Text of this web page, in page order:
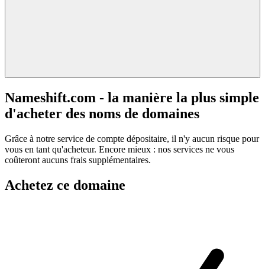
Nameshift.com - la manière la plus simple
d'acheter des noms de domaines
Grâce à notre service de compte dépositaire, il n'y aucun risque pour
vous en tant qu'acheteur. Encore mieux : nos services ne vous
coûteront aucuns frais supplémentaires.
Achetez ce domaine